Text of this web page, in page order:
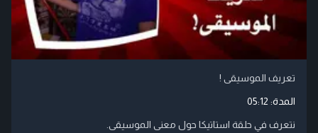
تعريف الموسيقى !
المدة: 05:12
نتعرف في حلقة استاتيكا حول معنى الموسيقى.